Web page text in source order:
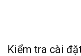
Kiểm tra cài